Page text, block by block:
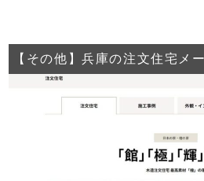
【その他】兵庫の注文住宅メ